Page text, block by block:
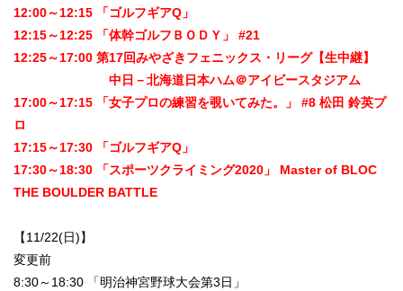
12:00～12:15 「ゴルフギアQ」
12:15～12:25 「体幹ゴルフＢＯＤＹ」 #21
12:25～17:00 第17回みやざきフェニックス・リーグ【生中継】
中日－北海道日本ハム＠アイビースタジアム
17:00～17:15 「女子プロの練習を覗いてみた。」 #8 松田 鈴英プ
ロ
17:15～17:30 「ゴルフギアQ」
17:30～18:30 「スポーツクライミング2020」 Master of BLOC
THE BOULDER BATTLE
【11/22(日)】
変更前
8:30～18:30 「明治神宮野球大会第3日」